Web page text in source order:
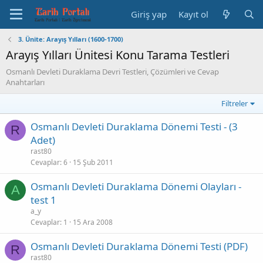
Giriş yap Kayıt ol
3. Ünite: Arayış Yılları (1600-1700)
Arayış Yılları Ünitesi Konu Tarama Testleri
Osmanlı Devleti Duraklama Devri Testleri, Çözümleri ve Cevap
Anahtarları
Filtreler
R
Osmanlı Devleti Duraklama Dönemi Testi - (3
Adet)
rast80
Cevaplar 6 15 Şub 2011
A
Osmanlı Devleti Duraklama Dönemi Olayları -
test 1
a_y
Cevaplar 1 15 Ara 2008
R Osmanlı Devleti Duraklama Dönemi Testi (PDF)
rast80